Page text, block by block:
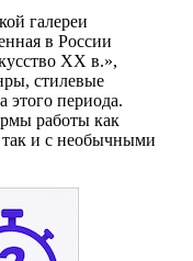
галереи
в России
ХХ в.»,
стилевые
этого периода.
работы как
и с необычными